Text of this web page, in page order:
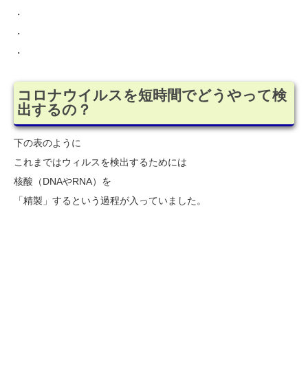
・
・
・
コロナウイルスを短時間でどうやって検
出するの？
下の表のように
これまではウィルスを検出するためには
核酸（DNAやRNA）を
「精製」するという過程が入っていました。